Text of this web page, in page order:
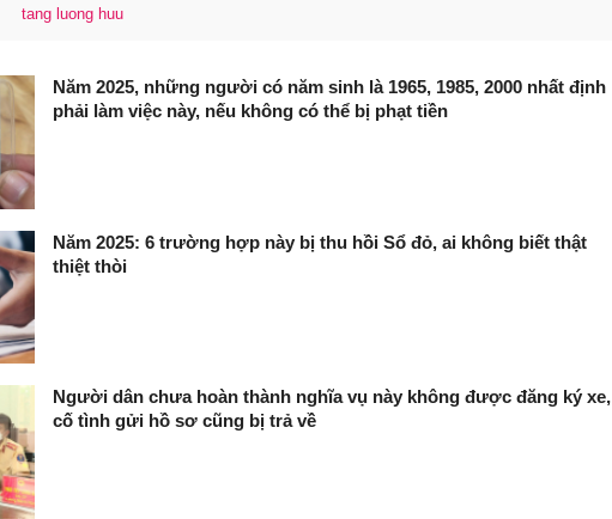
tang luong huu
Năm 2025, những người có năm sinh là 1965, 1985, 2000 nhất định
phải làm việc này, nếu không có thể bị phạt tiền
Năm 2025: 6 trường hợp này bị thu hồi Sổ đỏ, ai không biết thật
thiệt thòi
Người dân chưa hoàn thành nghĩa vụ này không được đăng ký xe,
cố tình gửi hồ sơ cũng bị trả về